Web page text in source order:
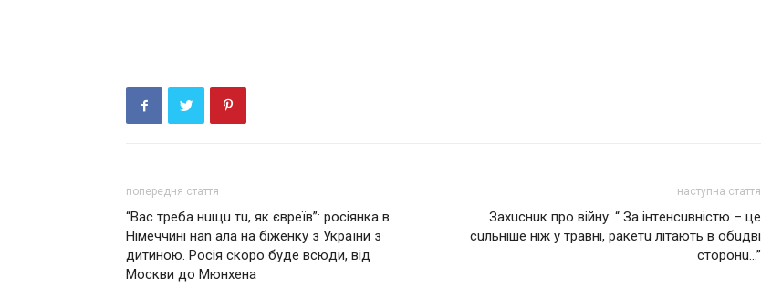
попередня стаття
“Вас треба нuщu тu, як єврeїв”: росіянка в
Німеччині наn ала на біженку з України з
дитиною. Росія скоро буде всюди, від
Москви до Мюнхена
наступна стаття
Зaхucнuк пpo вiйнy: “ Зa iнтeнcuвнicтю – цe
cuльнiшe нiж y тpaвнi, paкeтu лiтaють в oбuдвi
cтopoнu…”